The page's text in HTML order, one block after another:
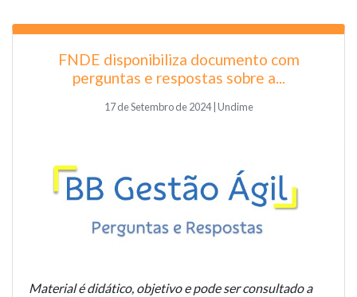
FNDE disponibiliza documento com
perguntas e respostas sobre a...
17 de Setembro de 2024 | Undime
Material é didático, objetivo e pode ser consultado a